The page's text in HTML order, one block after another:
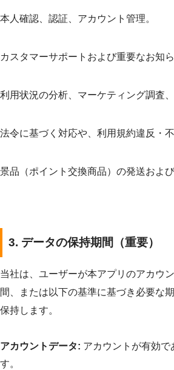
本人確認、認証、アカウント管理。
カスタマーサポートおよび重要なお知ら
利用状況の分析、マーケティング調査
法令に基づく対応や、利用規約違反・
景品（ポイント交換商品）の発送および
3. データの保持期間（重要）
当社は、ユーザーが本アプリのアカウ
間、または以下の基準に基づき必要な
保持します。
アカウントデータ: アカウントが有効で
す。